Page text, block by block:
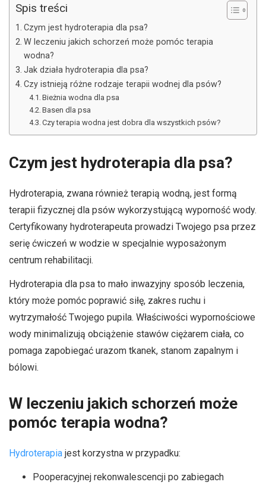
Spis treści
Czym jest hydroterapia dla psa?
W leczeniu jakich schorzeń może pomóc terapia
wodna?
Jak działa hydroterapia dla psa?
Czy istnieją różne rodzaje terapii wodnej dla psów?
Bieżnia wodna dla psa
Basen dla psa
Czy terapia wodna jest dobra dla wszystkich psów?
Czym jest hydroterapia dla psa?
Hydroterapia, zwana również terapią wodną, jest formą
terapii fizycznej dla psów wykorzystującą wyporność wody.
Certyfikowany hydroterapeuta prowadzi Twojego psa przez
serię ćwiczeń w wodzie w specjalnie wyposażonym
centrum rehabilitacji.
Hydroterapia dla psa to mało inwazyjny sposób leczenia,
który może pomóc poprawić siłę, zakres ruchu i
wytrzymałość Twojego pupila. Właściwości wypornościowe
wody minimalizują obciążenie stawów ciężarem ciała, co
pomaga zapobiegać urazom tkanek, stanom zapalnym i
bólowi.
W leczeniu jakich schorzeń może
pomóc terapia wodna?
Hydroterapia jest korzystna w przypadku:
Pooperacyjnej rekonwalescencji po zabiegach